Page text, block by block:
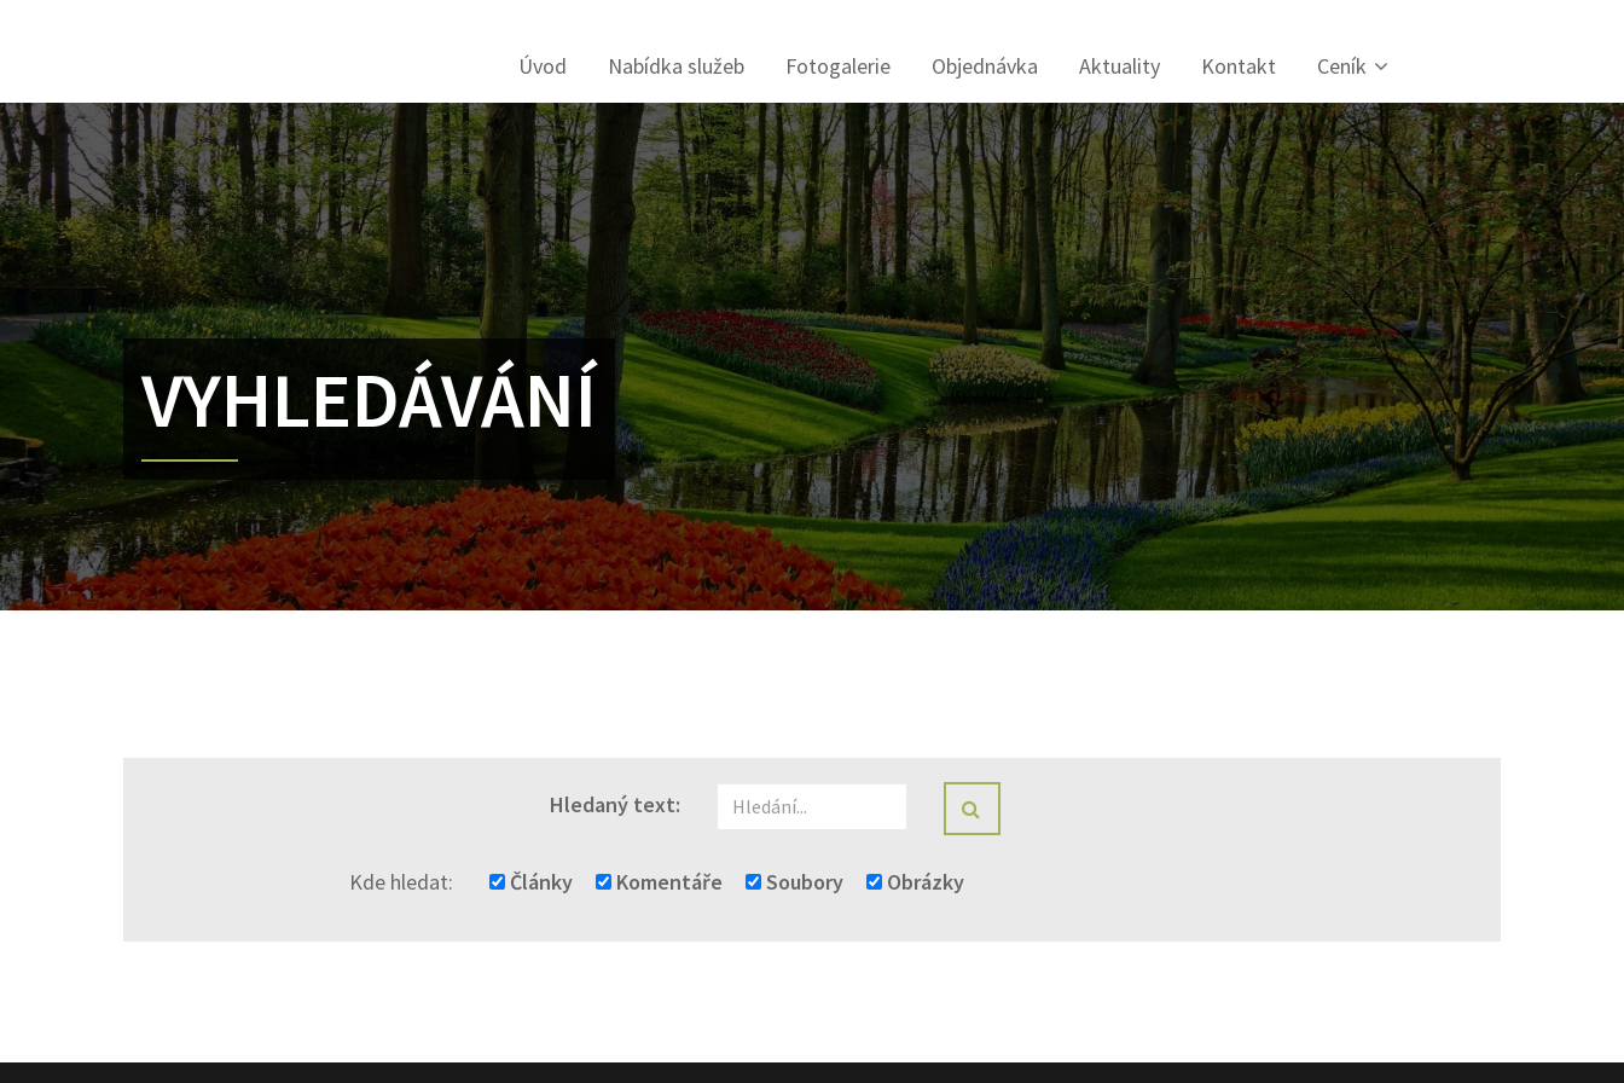
Úvod Nabídka služeb Fotogalerie Objednávka Aktuality Kontakt Ceník
VYHLEDÁVÁNÍ
Hledaný text:
Kde hledat: Články Komentáře Soubory Obrázky